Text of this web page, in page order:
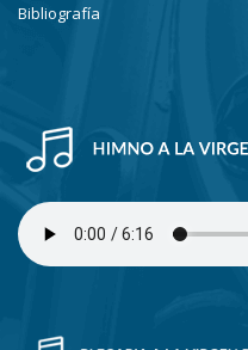
Bibliografía